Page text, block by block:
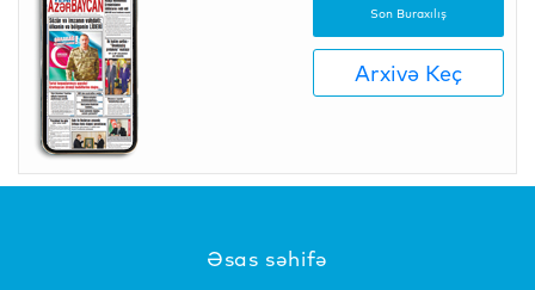
Son Buraxılış
Arxivə Keç
Əsas səhifə